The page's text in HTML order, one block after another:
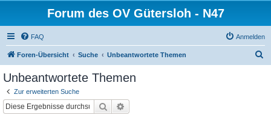
Forum des OV Gütersloh - N47
FAQ Anmelden
Foren-Übersicht Suche Unbeantwortete Themen
Unbeantwortete Themen
Zur erweiterten Suche
Suche